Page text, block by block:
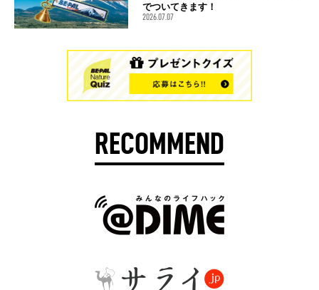
でついてきます！
2026.07.07
RECOMMEND